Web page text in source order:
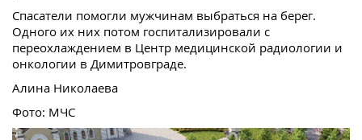
Спасатели помогли мужчинам выбраться на берег.
Одного их них потом госпитализировали с
переохлаждением в Центр медицинской радиологии и
онкологии в Димитровграде.
Алина Николаева
Фото: МЧС